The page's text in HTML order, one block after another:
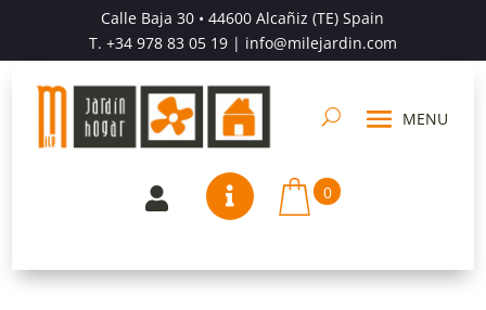
Calle Baja 30 • 44600 Alcañiz (TE) Spain
T. +34 978 83 05 19| info@milejardin.com
  0